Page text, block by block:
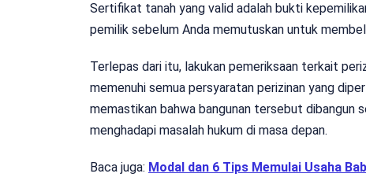
Sertifikat tanah yang valid adalah bukti
pemilik sebelum Anda memutuskan untuk
Terlepas dari itu, lakukan pemeriksaan terkait
memenuhi semua persyaratan perizinan yang
memastikan bahwa bangunan tersebut dibangun
menghadapi masalah hukum di masa depan.
Baca juga: Modal dan 6 Tips Memulai Usaha